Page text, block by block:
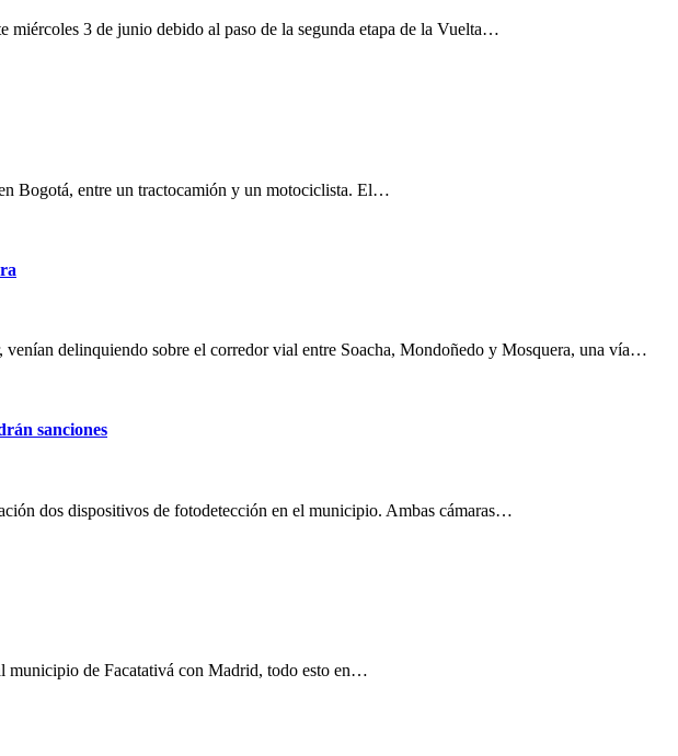
miércoles 3 de junio debido al paso de la segunda etapa de la Vuelta…
Bogotá, entre un tractocamión y un motociclista. El…
venían delinquiendo sobre el corredor vial entre Soacha, Mondoñedo y Mosquera, una vía…
sanciones
dos dispositivos de fotodetección en el municipio. Ambas cámaras…
municipio de Facatativá con Madrid, todo esto en…